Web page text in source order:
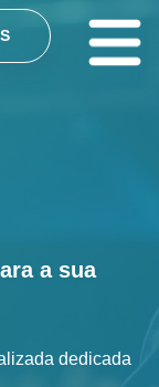
a sua
dedicada